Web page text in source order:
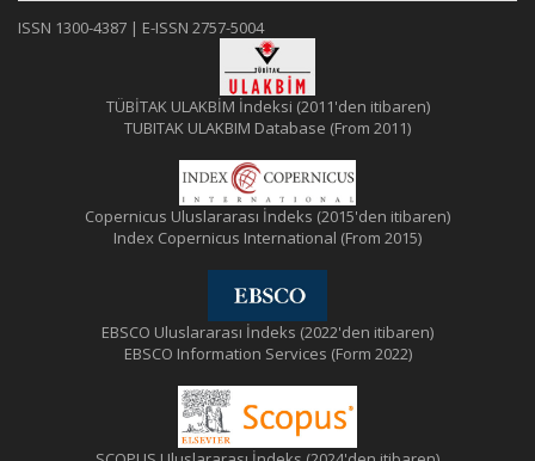
ISSN 1300-4387 | E-ISSN 2757-5004
TÜBİTAK ULAKBİM İndeksi (2011'den itibaren)
TUBITAK ULAKBIM Database (From 2011)
Copernicus Uluslararası İndeks (2015'den itibaren)
Index Copernicus International (From 2015)
EBSCO Uluslararası İndeks (2022'den itibaren)
EBSCO Information Services (Form 2022)